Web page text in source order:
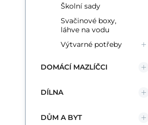
FONI Book
Sešit s nálepkami
Kouzelné Vánoce
24x30cm
Kód:i700_9788084451024
Kód dod.:
EAN:9788084451024
8.53
Skladom
Obľúbený
Porovnať
Aktivity s nálepkami
Školní sady
Svačinové boxy,
láhve na vodu
Výtvarné potřeby
DOMÁCÍ MAZLÍČCI
DÍLNA
DŮM A BYT